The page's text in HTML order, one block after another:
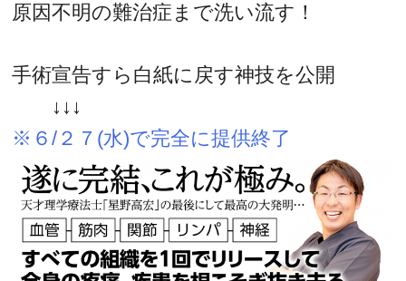
原因不明の難治症まで洗い流す！
手術宣告すら白紙に戻す神技を公開
↓↓↓
※６/２７(水)で完全に提供終了